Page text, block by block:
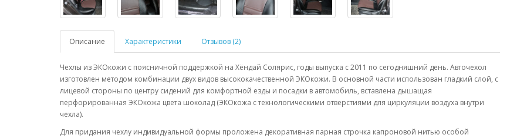
Описание Характеристики Отзывов (2)
Чехлы из ЭКОкожи с поясничной поддержкой на Хёндай Солярис, годы выпуска с 2011 по сегодняшний день. Авточехол
изготовлен методом комбинации двух видов высококачественной ЭКОкожи. В основной части использован гладкий слой, с
лицевой стороны по центру сидений для комфортной езды и посадки в автомобиль, вставлена дышащая
перфорированная ЭКОкожа цвета шоколад (ЭКОкожа с технологическими отверстиями для циркуляции воздуха внутри
чехла).
Для придания чехлу индивидуальной формы проложена декоративная парная строчка капроновой нитью особой